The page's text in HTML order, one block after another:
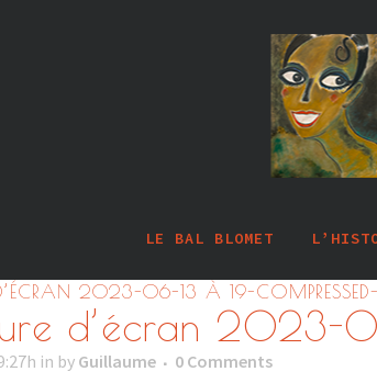
LE BAL BLOMET
2023-06-13 À 19-
d’écran 2023-
in by Guillaume 0 Comments